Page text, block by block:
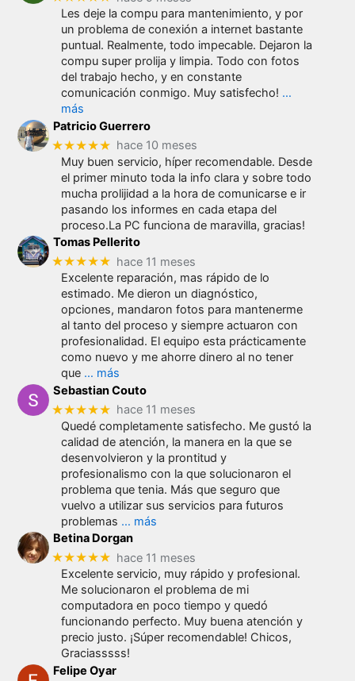
Les deje la compu para mantenimiento, y por
un problema de conexión a internet bastante
puntual. Realmente, todo impecable. Dejaron la
compu super prolija y limpia. Todo con fotos
del trabajo hecho, y en constante
comunicación conmigo. Muy satisfecho! …
más
Patricio Guerrero
★★★★★ hace 10 meses
Muy buen servicio, híper recomendable. Desde
el primer minuto toda la info clara y sobre todo
mucha prolijidad a la hora de comunicarse e ir
pasando los informes en cada etapa del
proceso.La PC funciona de maravilla, gracias!
Tomas Pellerito
★★★★★ hace 11 meses
Excelente reparación, mas rápido de lo
estimado. Me dieron un diagnóstico,
opciones, mandaron fotos para mantenerme
al tanto del proceso y siempre actuaron con
profesionalidad. El equipo esta prácticamente
como nuevo y me ahorre dinero al no tener
que … más
Sebastian Couto
★★★★★ hace 11 meses
Quedé completamente satisfecho. Me gustó la
calidad de atención, la manera en la que se
desenvolvieron y la prontitud y
profesionalismo con la que solucionaron el
problema que tenia. Más que seguro que
vuelvo a utilizar sus servicios para futuros
problemas … más
Betina Dorgan
★★★★★ hace 11 meses
Excelente servicio, muy rápido y profesional.
Me solucionaron el problema de mi
computadora en poco tiempo y quedó
funcionando perfecto. Muy buena atención y
precio justo. ¡Súper recomendable! Chicos,
Graciasssss!
Felipe Oyar